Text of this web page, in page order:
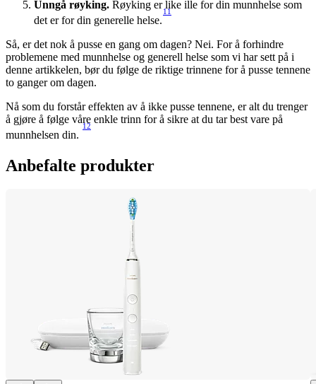
Unngå røyking. Røyking er like ille for din munnhelse som
det er for din generelle helse.
11
Så, er det nok å pusse en gang om dagen? Nei. For å forhindre
problemene med munnhelse og generell helse som vi har sett på i
denne artikkelen, bør du følge de riktige trinnene for å pusse tennene
to ganger om dagen.
Nå som du forstår effekten av å ikke pusse tennene, er alt du trenger
å gjøre å følge våre enkle trinn for å sikre at du tar best vare på
munnhelsen din.
12
Anbefalte produkter